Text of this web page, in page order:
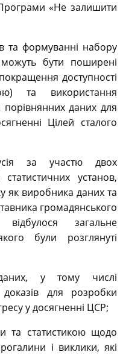
«Не залишити
та формуванні набору
бути поширені
доступності
та використання
порівнянних даних для
Цілей сталого
за участю двох
установ,
як виробника даних та
громадянського
загальне
були розглянуті
у тому числі
для розробки
у досягненні ЦСР;
та статистикою щодо
і виклики, які